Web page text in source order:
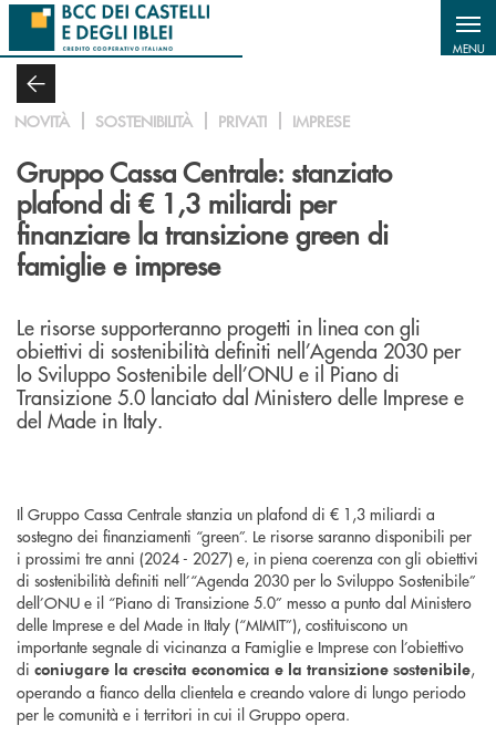
Salta al contenuto principale
MENU
NOVITÀ SOSTENIBILITÀ PRIVATI IMPRESE
Gruppo Cassa Centrale: stanziato
plafond di € 1,3 miliardi per
finanziare la transizione green di
famiglie e imprese
Le risorse supporteranno progetti in linea con gli
obiettivi di sostenibilità definiti nell’Agenda 2030 per
lo Sviluppo Sostenibile dell’ONU e il Piano di
Transizione 5.0 lanciato dal Ministero delle Imprese e
del Made in Italy.
Il Gruppo Cassa Centrale stanzia un plafond di € 1,3 miliardi a
sostegno dei finanziamenti “green”. Le risorse saranno disponibili per
i prossimi tre anni (2024 - 2027) e, in piena coerenza con gli obiettivi
di sostenibilità definiti nell’“Agenda 2030 per lo Sviluppo Sostenibile”
dell’ONU e il “Piano di Transizione 5.0” messo a punto dal Ministero
delle Imprese e del Made in Italy (“MIMIT”), costituiscono un
importante segnale di vicinanza a Famiglie e Imprese con l’obiettivo
di coniugare la crescita economica e la transizione sostenibile,
operando a fianco della clientela e creando valore di lungo periodo
per le comunità e i territori in cui il Gruppo opera.